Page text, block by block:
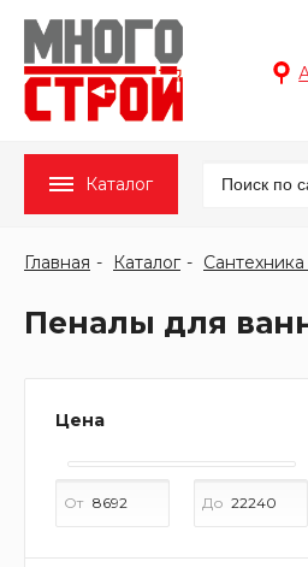
Каталог
Главная Каталог
Пеналы для
Цена
От До